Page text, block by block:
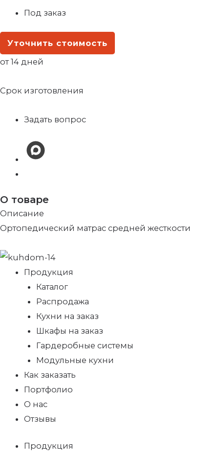
Под заказ
Уточнить стоимость
от 14 дней
Срок изготовления
Задать вопрос
О товаре
Описание
Ортопедический матрас средней жесткости
Продукция
Каталог
Распродажа
Кухни на заказ
Шкафы на заказ
Гардеробные системы
Модульные кухни
Как заказать
Портфолио
О нас
Отзывы
Продукция